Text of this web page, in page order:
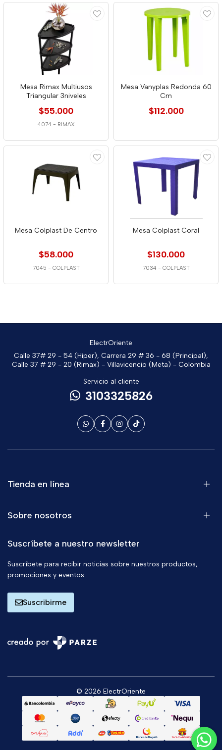
Mesa Rimax Multiusos
Triangular 3niveles
$55.000
4074 - RIMAX
Mesa Vanyplas Redonda 60
Cm
$112.000
Mesa Colplast De Centro
$58.000
7045 - COLPLAST
Mesa Colplast Coral
$130.000
7034 - COLPLAST
ElectrOriente
Calle 37# 29 - 54 (Hiper), Carrera 29 # 36 - 68 (Principal),
Calle 37 # 29 - 20 (Rimax) - Villavicencio (Meta) - Colombia
Servicio al cliente
3103325826
Tienda en línea
Sobre nosotros
Suscríbete a nuestro newsletter
Suscríbete para recibir noticias sobre nuestros productos,
promociones y eventos.
Suscribirme
© 2026 ElectrOriente